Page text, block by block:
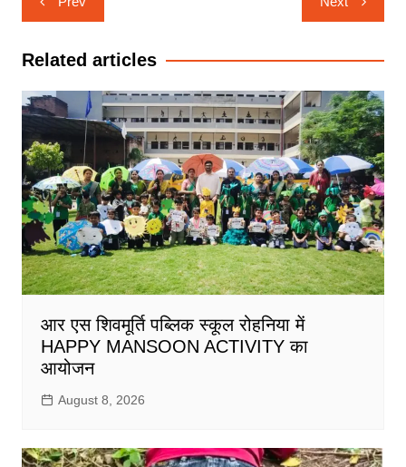
navigation
Related articles
आर एस शिवमूर्ति पब्लिक स्कूल रोहनिया में
HAPPY MANSOON ACTIVITY का
आयोजन
August 8, 2026